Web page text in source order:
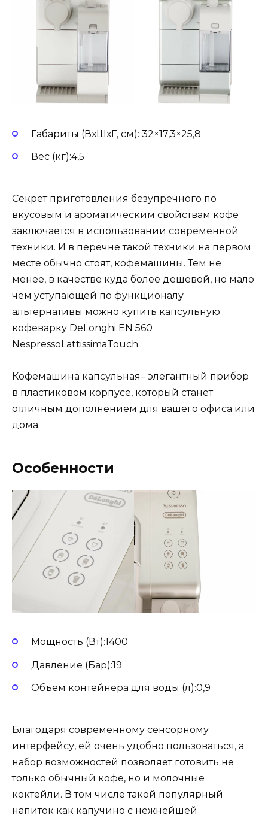
Габариты (ВхШхГ, см): 32×17,3×25,8
Вес (кг):4,5
Секрет приготовления безупречного по
вкусовым и ароматическим свойствам кофе
заключается в использовании современной
техники. И в перечне такой техники на первом
месте обычно стоят, кофемашины. Тем не
менее, в качестве куда более дешевой, но мало
чем уступающей по функционалу
альтернативы можно купить капсульную
кофеварку DeLonghi EN 560
NespressoLattissimaTouch.
Кофемашина капсульная– элегантный прибор
в пластиковом корпусе, который станет
отличным дополнением для вашего офиса или
дома.
Особенности
Мощность (Вт):1400
Давление (Бар):19
Объем контейнера для воды (л):0,9
Благодаря современному сенсорному
интерфейсу, ей очень удобно пользоваться, а
набор возможностей позволяет готовить не
только обычный кофе, но и молочные
коктейли. В том числе такой популярный
напиток как капучино с нежнейшей